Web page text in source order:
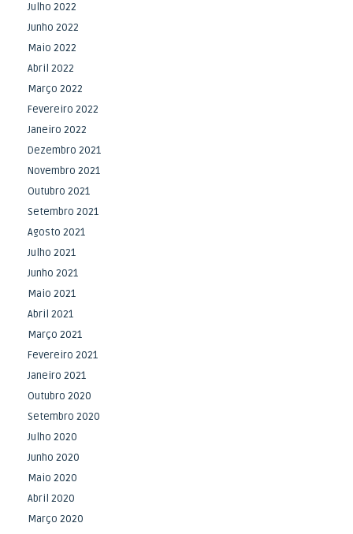
Julho 2022
Junho 2022
Maio 2022
Abril 2022
Março 2022
Fevereiro 2022
Janeiro 2022
Dezembro 2021
Novembro 2021
Outubro 2021
Setembro 2021
Agosto 2021
Julho 2021
Junho 2021
Maio 2021
Abril 2021
Março 2021
Fevereiro 2021
Janeiro 2021
Outubro 2020
Setembro 2020
Julho 2020
Junho 2020
Maio 2020
Abril 2020
Março 2020